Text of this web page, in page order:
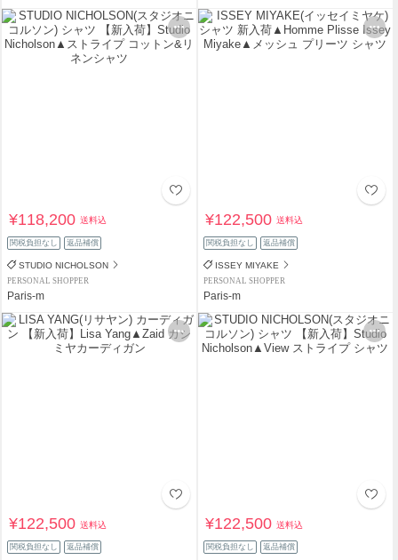
¥118,200送料込
関税負担なし 返品補償
STUDIO NICHOLSON
PERSONAL SHOPPER
Paris-m
¥122,500送料込
関税負担なし 返品補償
ISSEY MIYAKE
PERSONAL SHOPPER
Paris-m
¥122,500送料込
関税負担なし 返品補償
¥122,500送料込
関税負担なし 返品補償